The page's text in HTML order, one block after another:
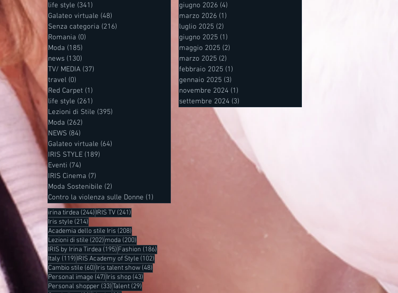
life style (341)
Galateo virtuale (48)
Senza categoria (216)
Romania (0)
Moda (185)
news (130)
TV/ MEDIA (37)
travel (0)
Red Carpet (1)
life style (261)
Lezioni di Stile (395)
Moda (262)
NEWS (84)
Galateo virtuale (64)
IRIS STYLE (189)
Eventi (74)
IRIS Cinema (7)
Moda Sostenibile (2)
Contro la violenza sulle Donne (1)
irina tirdea (244) 244 post
IRIS TV (241)
Iris style (214)
Academia dello stile Iris (208)
Lezioni di stile (202) 202 post
moda (200)
IRIS by Irina Tirdea (195) 195 post
Fashion (186)
Italy (119) 119 post
IRIS Academy of Style (102)
Cambio stile (60) 60 post
Iris talent show (48)
Personal image (47) 47 post
Iris shop (43)
Personal shopper (33)33 post
Talent (29)
giugno 2026 (4)
marzo 2026 (1)
luglio 2025 (2)
giugno 2025 (1)
maggio 2025 (2)
marzo 2025 (2)
febbraio 2025 (1)
gennaio 2025 (3)
novembre 2024 (1)
settembre 2024 (3)